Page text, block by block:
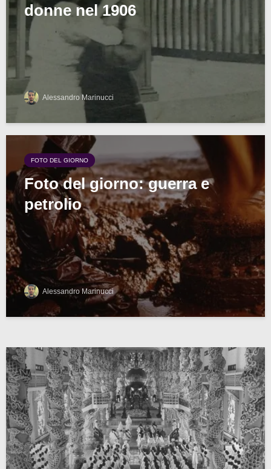
donne nel 1906
Alessandro Marinucci
FOTO DEL GIORNO
Foto del giorno: guerra e
petrolio
Alessandro Marinucci